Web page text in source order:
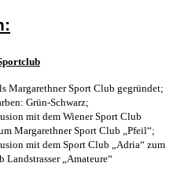
Margarethner Sport Club gegründet;
Grün-Schwarz;
mit dem Wiener Sport Club
Margarethner Sport Club „Pfeil“;
mit dem Sport Club „Adria“ zum
Landstrasser „Amateure“